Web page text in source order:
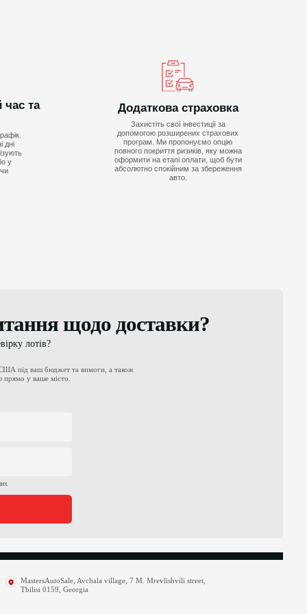
час та
дні
у
Додаткова страховка
Захистіть свої інвестиції за
допомогою розширених страхових
програм. Ми пропонуємо опцію
повного покриття ризиків, яку можна
оформити на етапі оплати, щоб бути
абсолютно спокійним за збереження
авто.
щодо доставки?
лотів?
США під ваш бюджет та вимоги, а також
прямо у ваше місто.
MastersAutoSale, Avchala village, 7 M. Mrevlishvili street,
Tbilisi 0159, Georgia